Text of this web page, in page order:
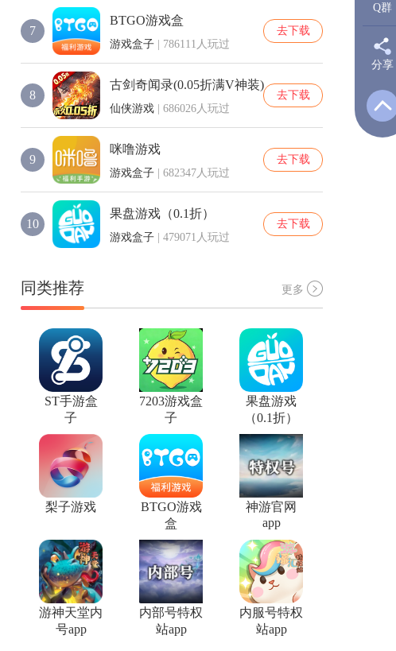
7
BTGO游戏盒
游戏盒子 | 786111人玩过
去下载
8
古剑奇闻录(0.05折满V神装)
仙侠游戏 | 686026人玩过
去下载
9
咪噜游戏
游戏盒子 | 682347人玩过
去下载
10
果盘游戏（0.1折）
游戏盒子 | 479071人玩过
去下载
同类推荐 更多
ST手游盒
子
7203游戏盒
子
果盘游戏
（0.1折）
梨子游戏
BTGO游戏
盒
神游官网
app
游神天堂内
号app
内部号特权
站app
内服号特权
站app
Q群
分享